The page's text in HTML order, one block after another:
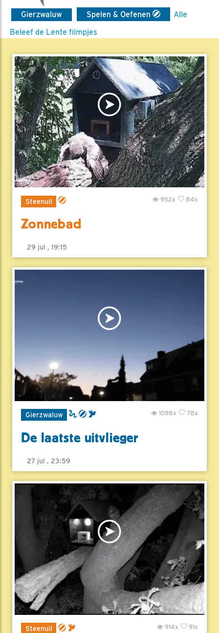
Gierzwaluw Spelen & Oefenen
Alle
Beleef de Lente filmpjes
Steenuil 84x
952x
Zonnebad
29 jul , 19:15
Gierzwaluw 78x
1098x
De laatste uitvlieger
27 jul , 23:59
Steenuil 91x
914x